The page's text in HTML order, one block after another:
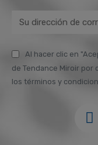
Al hacer clic en
de Tendance Miroir
los términos y